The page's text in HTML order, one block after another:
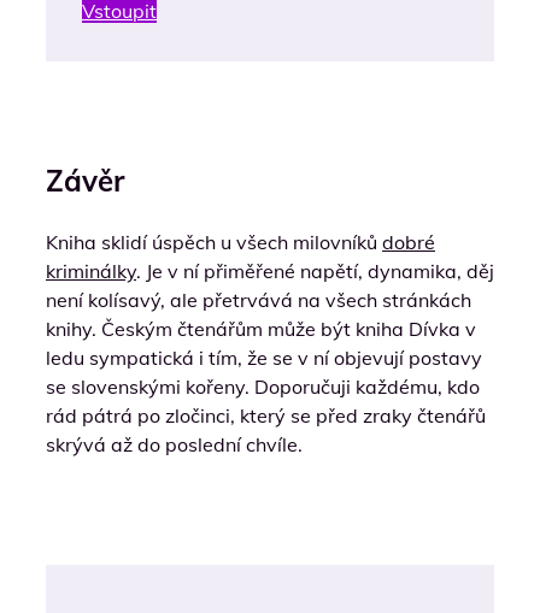
Vstoupit
Závěr
Kniha sklidí úspěch u všech milovníků dobré
kriminálky. Je v ní přiměřené napětí, dynamika, děj
není kolísavý, ale přetrvává na všech stránkách
knihy. Českým čtenářům může být kniha Dívka v
ledu sympatická i tím, že se v ní objevují postavy
se slovenskými kořeny. Doporučuji každému, kdo
rád pátrá po zločinci, který se před zraky čtenářů
skrývá až do poslední chvíle.